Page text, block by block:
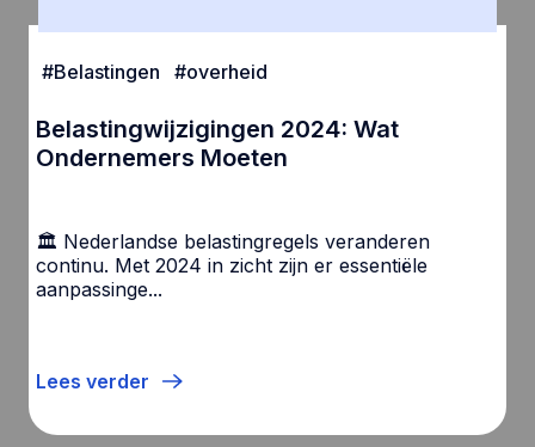
#Belastingen #overheid
Belastingwijzigingen 2024: Wat
Ondernemers Moeten
🏛️ Nederlandse belastingregels veranderen
continu. Met 2024 in zicht zijn er essentiële
aanpassinge...
Lees verder